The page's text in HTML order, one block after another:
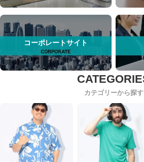
コーポレートサイト
カテゴリーから探す